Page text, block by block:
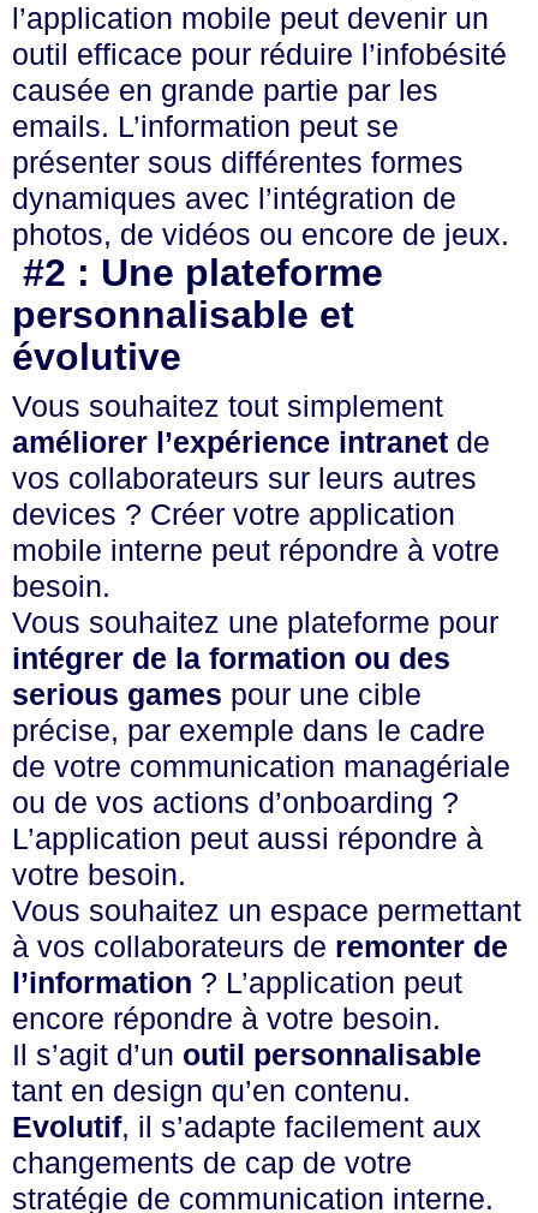
l’application mobile peut devenir un
outil efficace pour réduire l’infobésité
causée en grande partie par les
emails. L’information peut se
présenter sous différentes formes
dynamiques avec l’intégration de
photos, de vidéos ou encore de jeux.
#2 : Une plateforme
personnalisable et
évolutive
Vous souhaitez tout simplement
améliorer l’expérience intranet de
vos collaborateurs sur leurs autres
devices ? Créer votre application
mobile interne peut répondre à votre
besoin.
Vous souhaitez une plateforme pour
intégrer de la formation ou des
serious games pour une cible
précise, par exemple dans le cadre
de votre communication managériale
ou de vos actions d’onboarding ?
L’application peut aussi répondre à
votre besoin.
Vous souhaitez un espace permettant
à vos collaborateurs de remonter de
l’information ? L’application peut
encore répondre à votre besoin.
Il s’agit d’un outil personnalisable
tant en design qu’en contenu.
Evolutif, il s’adapte facilement aux
changements de cap de votre
stratégie de communication interne.